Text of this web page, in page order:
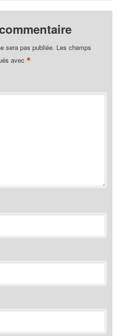
sera pas publiée. Les champs
avec*